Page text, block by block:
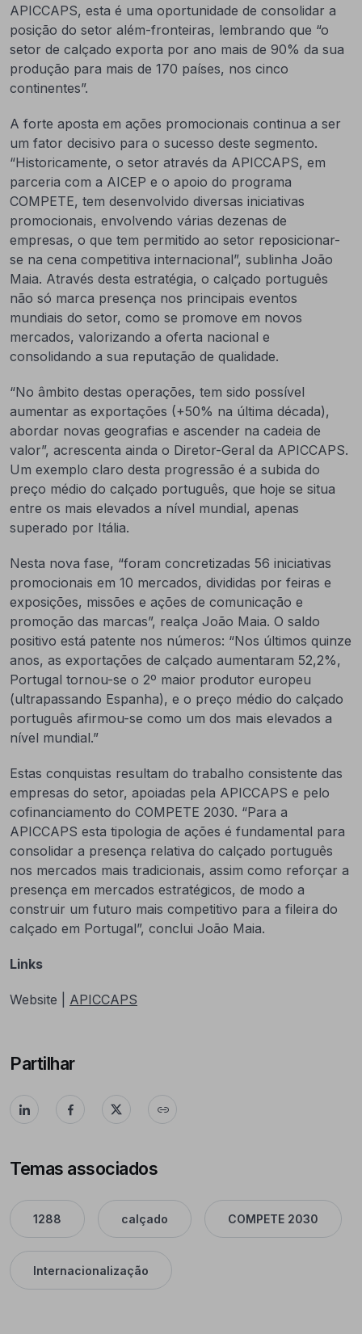
APICCAPS, esta é uma oportunidade de consolidar a
posição do setor além-fronteiras, lembrando que “o
setor de calçado exporta por ano mais de 90% da sua
produção para mais de 170 países, nos cinco
continentes”.
A forte aposta em ações promocionais continua a ser
um fator decisivo para o sucesso deste segmento.
“Historicamente, o setor através da APICCAPS, em
parceria com a AICEP e o apoio do programa
COMPETE, tem desenvolvido diversas iniciativas
promocionais, envolvendo várias dezenas de
empresas, o que tem permitido ao setor reposicionar-
se na cena competitiva internacional”, sublinha João
Maia. Através desta estratégia, o calçado português
não só marca presença nos principais eventos
mundiais do setor, como se promove em novos
mercados, valorizando a oferta nacional e
consolidando a sua reputação de qualidade.
“No âmbito destas operações, tem sido possível
aumentar as exportações (+50% na última década),
abordar novas geografias e ascender na cadeia de
valor”, acrescenta ainda o Diretor-Geral da APICCAPS.
Um exemplo claro desta progressão é a subida do
preço médio do calçado português, que hoje se situa
entre os mais elevados a nível mundial, apenas
superado por Itália.
Nesta nova fase, “foram concretizadas 56 iniciativas
promocionais em 10 mercados, divididas por feiras e
exposições, missões e ações de comunicação e
promoção das marcas”, realça João Maia. O saldo
positivo está patente nos números: “Nos últimos quinze
anos, as exportações de calçado aumentaram 52,2%,
Portugal tornou-se o 2º maior produtor europeu
(ultrapassando Espanha), e o preço médio do calçado
português afirmou-se como um dos mais elevados a
nível mundial.”
Estas conquistas resultam do trabalho consistente das
empresas do setor, apoiadas pela APICCAPS e pelo
cofinanciamento do COMPETE 2030. “Para a
APICCAPS esta tipologia de ações é fundamental para
consolidar a presença relativa do calçado português
nos mercados mais tradicionais, assim como reforçar a
presença em mercados estratégicos, de modo a
construir um futuro mais competitivo para a fileira do
calçado em Portugal”, conclui João Maia.
Links
Website | APICCAPS
Partilhar
Temas associados
1288 calçado COMPETE 2030
Internacionalização